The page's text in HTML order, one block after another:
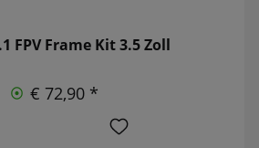
FPV Frame Kit 3.5 Zoll
€ 72,90 *